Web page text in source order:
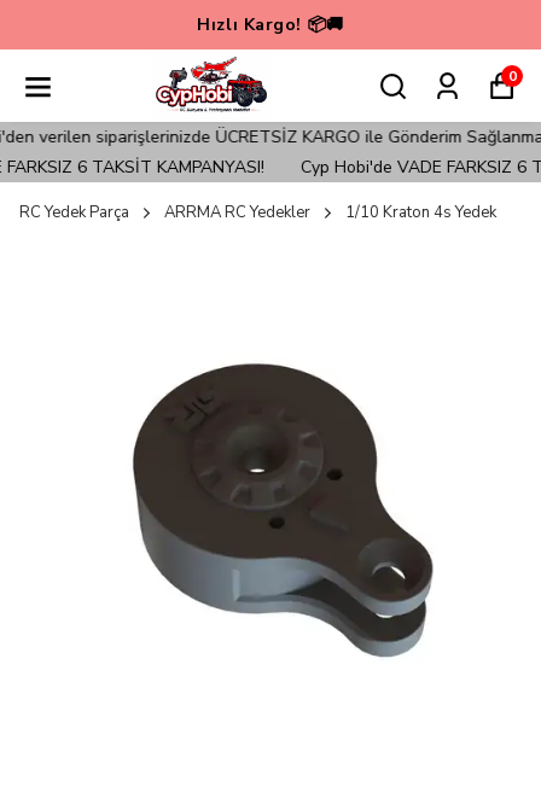
Hızlı Kargo! 📦🚚
0
siparişlerinizde ÜCRETSİZ KARGO ile Gönderim
6 TAKSİT KAMPANYASI!
Cyp Hobi'de VADE FARKSIZ 6
RC Yedek Parça ARRMA RC Yedekler 1/10 Kraton 4s Yedek